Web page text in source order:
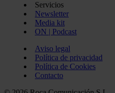
Servicios
Newsletter
Media kit
ON | Podcast
Aviso legal
Política de privacidad
Política de Cookies
Contacto